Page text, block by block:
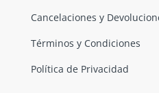
Cancelaciones y
Términos y Condiciones
Política de Privacidad